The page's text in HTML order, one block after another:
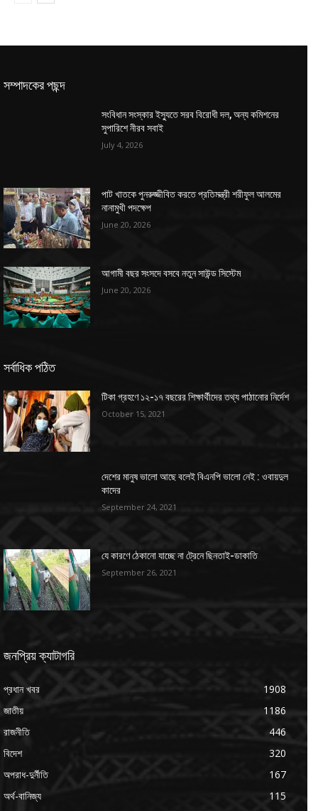
সম্পাদকের পছন্দ
সংবিধান সংস্কার ইস্যুতে সরব বিরোধী দল, অন্য কমিশনের
সুপারিশে নীরব সবাই
July 4, 2026
পাট খাতকে পুনরুজ্জীবিত করতে প্রতিমন্ত্রী শরীফুল আলমের
নানামুখী পদক্ষেপ
June 20, 2026
আগামী বছর সংসদে বসবে নতুন সাউন্ড সিস্টেম
June 20, 2026
সর্বাধিক পঠিত
টিকা গ্রহণে ১২-১৭ বছরের শিক্ষার্থীদের তথ্য পাঠানোর নির্দেশ
October 15, 2021
দেশের মানুষ ভালো আছে বলেই বিএনপি ভালো নেই : ওবায়দুল
কাদের
September 24, 2021
যে কারণে ঠেকানো যাচ্ছে না ট্রেনে ছিনতাই-ডাকাতি
September 26, 2021
জনপ্রিয় ক্যাটাগরি
প্রধান খবর
1908
জাতীয়
1186
রাজনীতি
446
বিদেশ
320
অপরাধ-দুর্নীতি
167
অর্থ-বানিজ্য
115